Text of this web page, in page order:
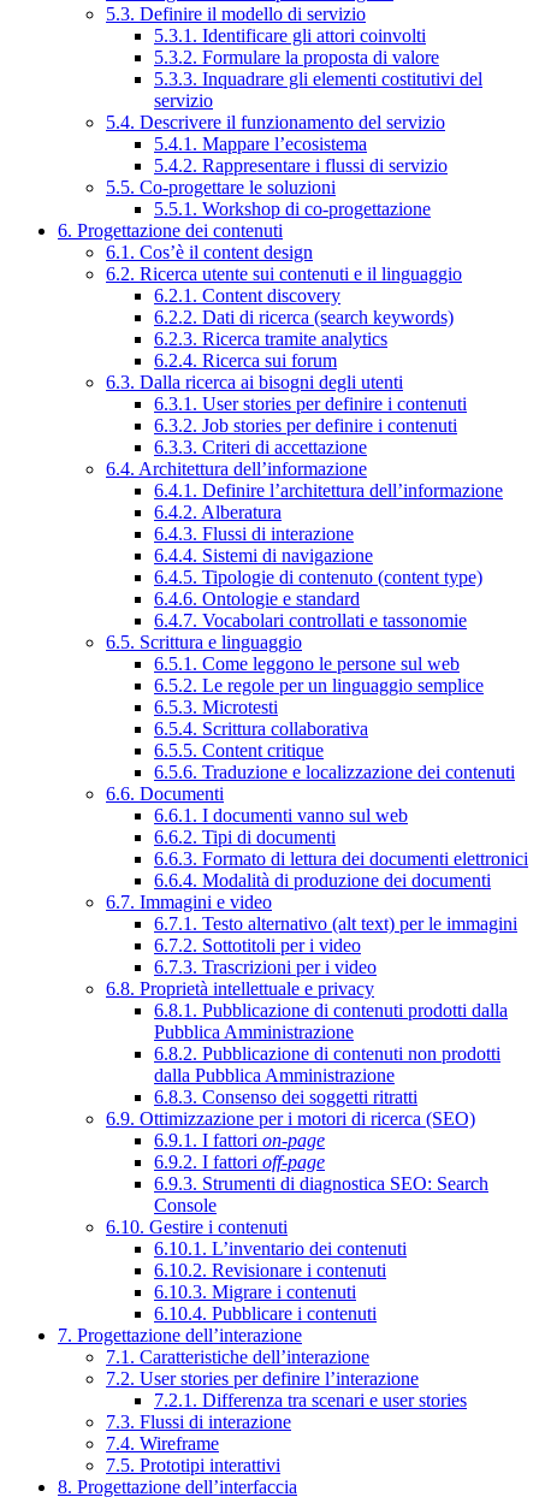
5.3. Definire il modello di servizio
5.3.1. Identificare gli attori coinvolti
5.3.2. Formulare la proposta di valore
5.3.3. Inquadrare gli elementi costitutivi del
servizio
5.4. Descrivere il funzionamento del servizio
5.4.1. Mappare l’ecosistema
5.4.2. Rappresentare i flussi di servizio
5.5. Co-progettare le soluzioni
5.5.1. Workshop di co-progettazione
6. Progettazione dei contenuti
6.1. Cos’è il content design
6.2. Ricerca utente sui contenuti e il linguaggio
6.2.1. Content discovery
6.2.2. Dati di ricerca (search keywords)
6.2.3. Ricerca tramite analytics
6.2.4. Ricerca sui forum
6.3. Dalla ricerca ai bisogni degli utenti
6.3.1. User stories per definire i contenuti
6.3.2. Job stories per definire i contenuti
6.3.3. Criteri di accettazione
6.4. Architettura dell’informazione
6.4.1. Definire l’architettura dell’informazione
6.4.2. Alberatura
6.4.3. Flussi di interazione
6.4.4. Sistemi di navigazione
6.4.5. Tipologie di contenuto (content type)
6.4.6. Ontologie e standard
6.4.7. Vocabolari controllati e tassonomie
6.5. Scrittura e linguaggio
6.5.1. Come leggono le persone sul web
6.5.2. Le regole per un linguaggio semplice
6.5.3. Microtesti
6.5.4. Scrittura collaborativa
6.5.5. Content critique
6.5.6. Traduzione e localizzazione dei contenuti
6.6. Documenti
6.6.1. I documenti vanno sul web
6.6.2. Tipi di documenti
6.6.3. Formato di lettura dei documenti elettronici
6.6.4. Modalità di produzione dei documenti
6.7. Immagini e video
6.7.1. Testo alternativo (alt text) per le immagini
6.7.2. Sottotitoli per i video
6.7.3. Trascrizioni per i video
6.8. Proprietà intellettuale e privacy
6.8.1. Pubblicazione di contenuti prodotti dalla
Pubblica Amministrazione
6.8.2. Pubblicazione di contenuti non prodotti
dalla Pubblica Amministrazione
6.8.3. Consenso dei soggetti ritratti
6.9. Ottimizzazione per i motori di ricerca (SEO)
6.9.1. I fattori on-page
6.9.2. I fattori off-page
6.9.3. Strumenti di diagnostica SEO: Search
Console
6.10. Gestire i contenuti
6.10.1. L’inventario dei contenuti
6.10.2. Revisionare i contenuti
6.10.3. Migrare i contenuti
6.10.4. Pubblicare i contenuti
7. Progettazione dell’interazione
7.1. Caratteristiche dell’interazione
7.2. User stories per definire l’interazione
7.2.1. Differenza tra scenari e user stories
7.3. Flussi di interazione
7.4. Wireframe
7.5. Prototipi interattivi
8. Progettazione dell’interfaccia